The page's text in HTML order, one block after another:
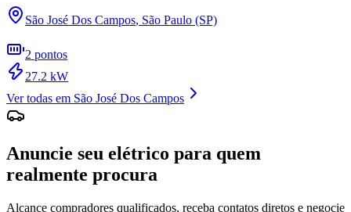
São José Dos Campos, São Paulo (SP)
2 pontos
27.2 kW
Ver todas em São José Dos Campos
Anuncie seu elétrico para quem
realmente procura
Alcance compradores qualificados, receba contatos diretos e negocie